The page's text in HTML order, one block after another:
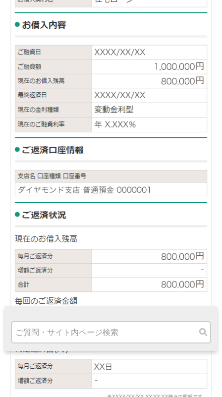
岐阜県
静岡県
愛知県
三重県
滋賀県
大阪府
兵庫県
奈良県
中国／四国
岡山県
広島県
徳島県
愛媛県
高知県
九州・沖縄
福岡県
熊本県
宮崎県
鹿児島県
オンライン相談専用
ATM
ATM検索
お客さまサポート
タマルWeb
安全にご利用いただくために